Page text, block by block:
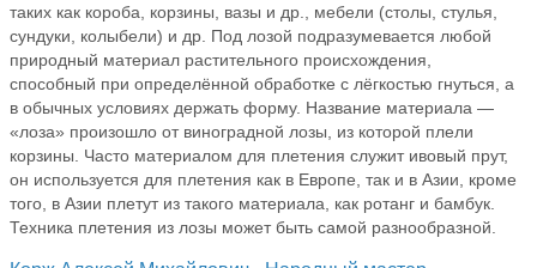
таких как короба, корзины, вазы и др., мебели (столы, стулья,
сундуки, колыбели) и др. Под лозой подразумевается любой
природный материал растительного происхождения,
способный при определённой обработке с лёгкостью гнуться, а
в обычных условиях держать форму. Название материала —
«лоза» произошло от виноградной лозы, из которой плели
корзины. Часто материалом для плетения служит ивовый прут,
он используется для плетения как в Европе, так и в Азии, кроме
того, в Азии плетут из такого материала, как ротанг и бамбук.
Техника плетения из лозы может быть самой разнообразной.